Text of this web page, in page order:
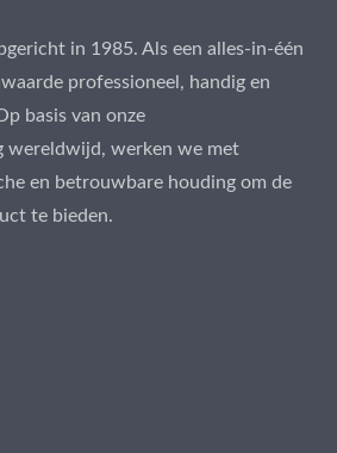
in 1985. Als een alles-in-één
professioneel, handig en
basis van onze
wereldwijd, werken we met
en betrouwbare houding om de
te bieden.